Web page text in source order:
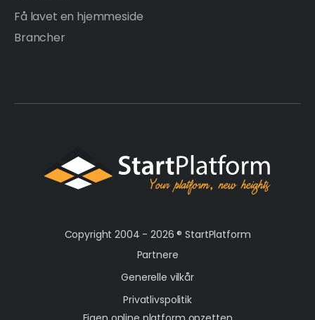
Få lavet en hjemmeside
Brancher
Copyright 2004 - 2026 ®StartPlatform
Partnere
Generelle vilkår
Privatlivspolitik